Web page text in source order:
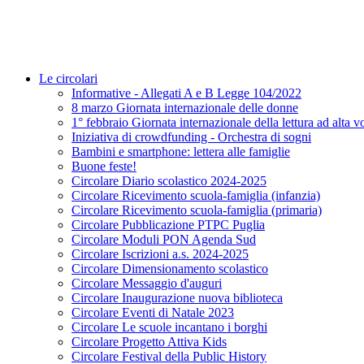
Le circolari
Informative - Allegati A e B Legge 104/2022
8 marzo Giornata internazionale delle donne
1° febbraio Giornata internazionale della lettura ad alta
Iniziativa di crowdfunding - Orchestra di sogni
Bambini e smartphone: lettera alle famiglie
Buone feste!
Circolare Diario scolastico 2024-2025
Circolare Ricevimento scuola-famiglia (infanzia)
Circolare Ricevimento scuola-famiglia (primaria)
Circolare Pubblicazione PTPC Puglia
Circolare Moduli PON Agenda Sud
Circolare Iscrizioni a.s. 2024-2025
Circolare Dimensionamento scolastico
Circolare Messaggio d'auguri
Circolare Inaugurazione nuova biblioteca
Circolare Eventi di Natale 2023
Circolare Le scuole incantano i borghi
Circolare Progetto Attiva Kids
Circolare Festival della Public History